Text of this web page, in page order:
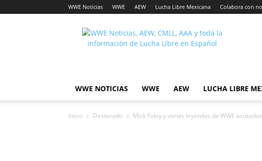
WWE Noticias WWE AEW Lucha Libre Mexicana Colabora con
Lucha
Noticias
WWE NOTICIAS WWE AEW LUCHA LIBRE
Inicio Destacado Mick Foley y varias leyendas de WWE